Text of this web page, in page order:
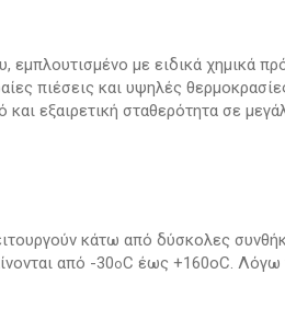
εμπλουτισμένο με ειδικά χημικά
πιέσεις και υψηλές
και εξαιρετική σταθερότητα σε
κάτω από δύσκολες
από -30oC έως +160oC. Λόγω